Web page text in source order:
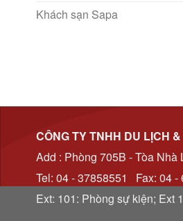
Khách sạn Sapa
CÔNG TY TNHH DU LỊCH
Add : Phòng 705B - Tòa
Tel: 04 - 37858551 Fax: 04 -
Ext: 101: Phòng sự kiện; Ext